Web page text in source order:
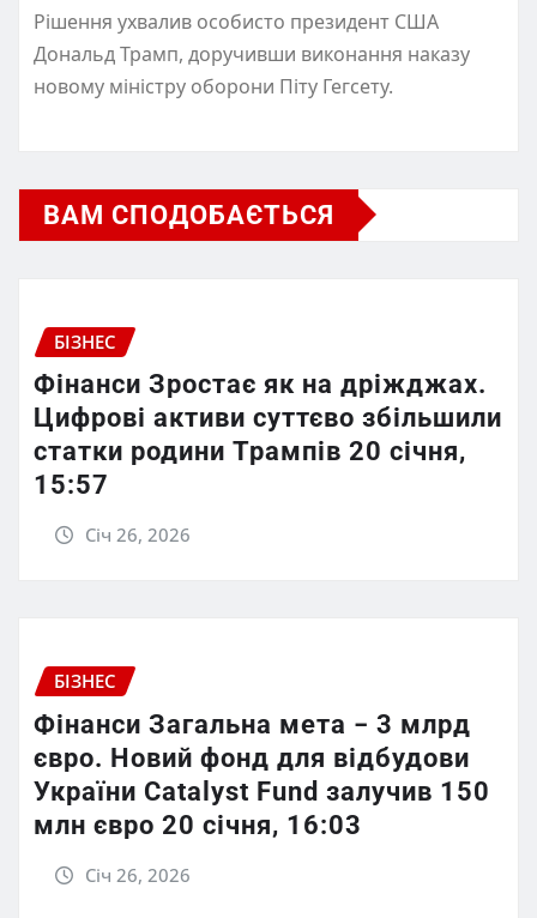
Рішення ухвалив особисто президент США
Дональд Трамп, доручивши виконання наказу
новому міністру оборони Піту Гегсету.
ВАМ СПОДОБАЄТЬСЯ
БІЗНЕС
Фінанси Зростає як на дріжджах.
Цифрові активи суттєво збільшили
статки родини Трампів 20 січня,
15:57
Січ 26, 2026
БІЗНЕС
Фінанси Загальна мета − 3 млрд
євро. Новий фонд для відбудови
України Catalyst Fund залучив 150
млн євро 20 січня, 16:03
Січ 26, 2026